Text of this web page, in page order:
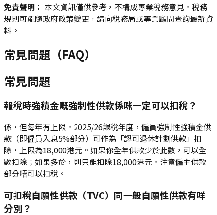
免責聲明： 本文資訊僅供參考，不構成專業稅務意見。稅務
規則可能隨政府政策變更，請向稅務局或專業顧問查詢最新資
料。
常見問題（FAQ）
常見問題
報稅時強積金嘅強制性供款係咪一定可以扣稅？
係，但每年有上限。2025/26課稅年度，僱員強制性強積金供
款（即僱員入息5%部分）可作為「認可退休計劃供款」扣
除，上限為18,000港元。如果你全年供款少於此數，可以全
數扣除；如果多於，則只能扣除18,000港元。注意僱主供款
部分唔可以扣稅。
可扣稅自願性供款（TVC）同一般自願性供款有咩
分別？